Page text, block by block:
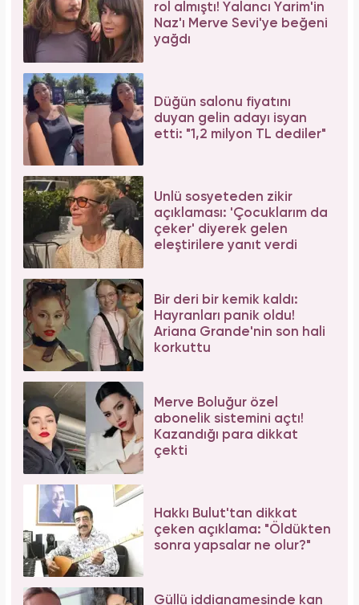
rol almıştı! Yalancı Yarim'in
Naz'ı Merve Sevi'ye beğeni
yağdı
Düğün salonu fiyatını
duyan gelin adayı isyan
etti: "1,2 milyon TL dediler"
Ünlü sosyeteden zikir
açıklaması: 'Çocuklarım da
çeker' diyerek gelen
eleştirilere yanıt verdi
Bir deri bir kemik kaldı:
Hayranları panik oldu!
Ariana Grande'nin son hali
korkuttu
Merve Boluğur özel
abonelik sistemini açtı!
Kazandığı para dikkat
çekti
Hakkı Bulut'tan dikkat
çeken açıklama: "Öldükten
sonra yapsalar ne olur?"
Güllü iddianamesinde kan